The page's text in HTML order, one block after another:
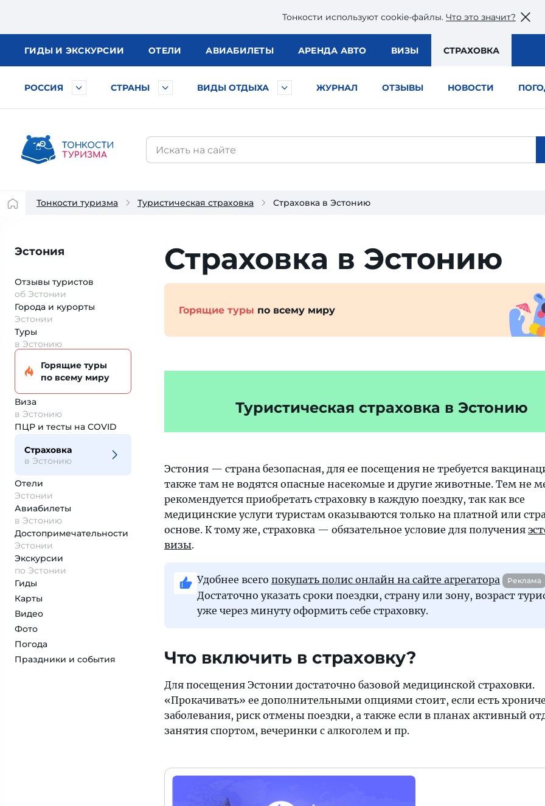
Тонкости используют сookie-файлы. Что это значит?
ГИДЫ И ЭКСКУРСИИ ОТЕЛИ АВИАБИЛЕТЫ АРЕНДА АВТО ВИЗЫ СТРАХОВКА
РОССИЯ СТРАНЫ ВИДЫ ОТДЫХА ЖУРНАЛ ОТЗЫВЫ НОВОСТИ
Тонкости туризма Туристическая страховка Страховка в Эстонию
Эстония
Отзывы туристов
об Эстонии
Города и курорты
Эстонии
Туры
в Эстонию
Горящие туры
по всему миру
Виза
в Эстонию
ПЦР и тесты на COVID
Страховка
в Эстонию
Отели
Эстонии
Авиабилеты
в Эстонию
Достопримеча­тельности
Эстонии
Экскурсии
по Эстонии
Гиды
Карты
Видео
Фото
Погода
Праздники и события
Страховка в Эстонию
Горящие туры по всему миру
Туристическая страховка в Эстонию
Эстония — страна безопасная, для ее посещения не требуется
также там не водятся опасные насекомые и другие животные. Тем не
рекомендуется приобретать страховку в каждую поездку, так как все
медицинские услуги туристам оказываются только на платной или
основе. К тому же, страховка — обязательное условие для получения
визы.
Удобнее всего покупать полис онлайн на сайте агрегатора Реклама
Достаточно указать сроки поездки, страну или зону, возраст
уже через минуту оформить себе страховку.
Что включить в страховку?
Для посещения Эстонии достаточно базовой медицинской страховки.
«Прокачивать» ее дополнительными опциями стоит, если есть
заболевания, риск отмены поездки, а также если в планах активный
занятия спортом, вечеринки с алкоголем и пр.